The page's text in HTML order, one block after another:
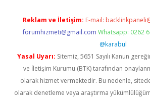
Reklam ve İletişim: E-mail:
forumhizmeti@gmail.com Whatsapp: 0262
@karabul
Yasal Uyarı: Sitemiz, 5651 Sayılı Kanun
ve İletişim Kurumu (BTK) tarafından
olarak hizmet vermektedir. Bu nedenle,
olarak denetleme veya araştırma